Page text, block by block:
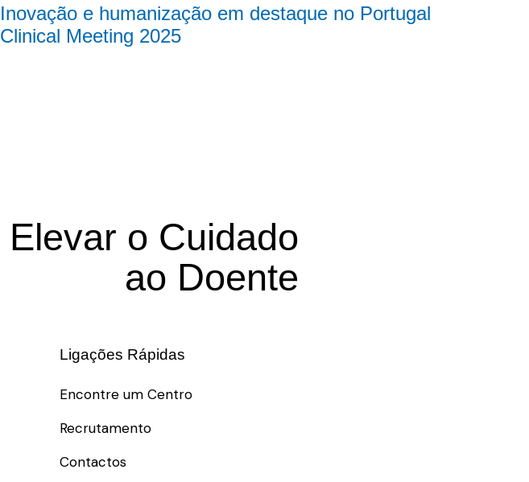
Inovação e humanização em destaque no Portugal
Clinical Meeting 2025
Elevar o Cuidado
ao Doente
Ligações Rápidas
Encontre um Centro
Recrutamento
Contactos